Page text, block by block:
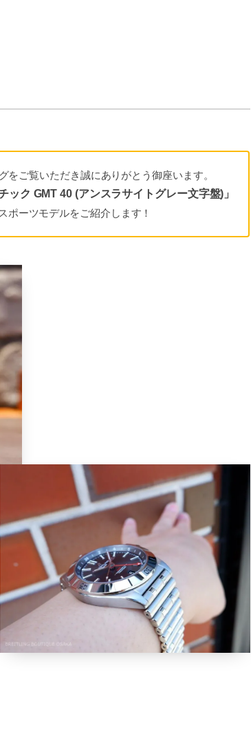
ご覧いただき誠にありがとう御座います。
ック GMT 40 (アンスラサイトグレー文字盤)」
ポーツモデルをご紹介します！